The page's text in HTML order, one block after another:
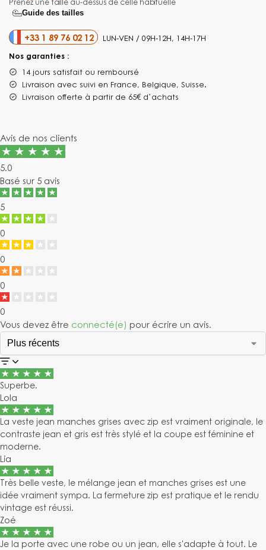
Prenez une taille au-dessus de celle habituelle
Guide des tailles
+33 1 89 76 02 12
LUN-VEN / 09H-12H, 14H-17H
Nos garanties :
14 jours satisfait ou remboursé
Livraison avec suivi en France, Belgique, Suisse.
Livraison offerte à partir de 65€ d’achats
Avis de nos clients
5.0
Basé sur 5 avis
5
0
0
0
0
Vous devez être connecté(e) pour écrire un avis.
Superbe.
Lola
La veste jean manches grises avec zip est vraiment originale, le
contraste jean et gris est très stylé et la coupe est féminine et
moderne.
Lia
Très belle veste, le mélange jean et manches grises est une
idée vraiment sympa. La fermeture zip est pratique et le rendu
vintage est réussi.
Zoé
Je la porte avec une robe ou un jean, elle s'adapte à tout. Le